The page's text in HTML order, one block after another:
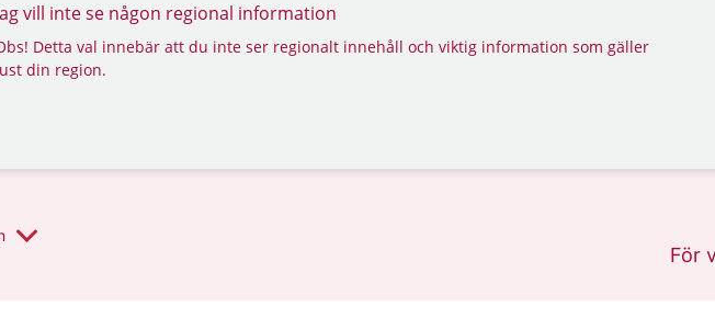
vill inte se någon regional information
Detta val innebär att du inte ser regionalt innehåll och viktig information som gäller
din region.
För